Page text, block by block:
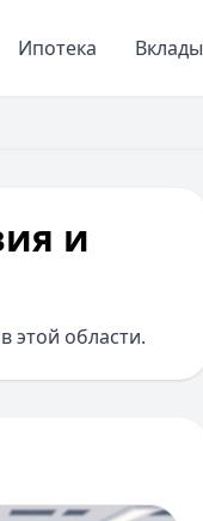
Ипотека Вклады
и
этой области.